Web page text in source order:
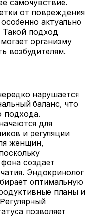
самочувствие.
от повреждения
актуально
Такой подход
организму
возбудителям.
нарушается
баланс, что
подхода.
для
и регуляции
женщин,
создает
Эндокринолог
оптимальную
планы и
позволяет